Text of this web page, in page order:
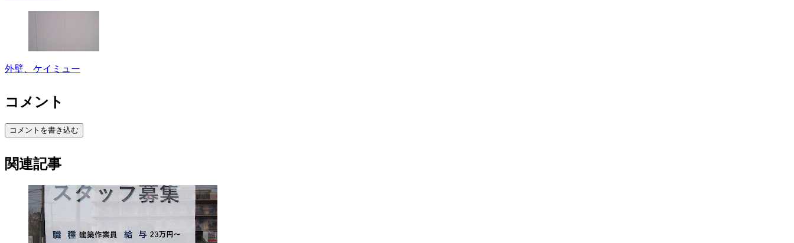
外壁、ケイミュー
コメント
コメントを書き込む
関連記事